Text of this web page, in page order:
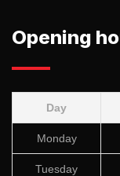
Opening
Day
Monday
Tuesday